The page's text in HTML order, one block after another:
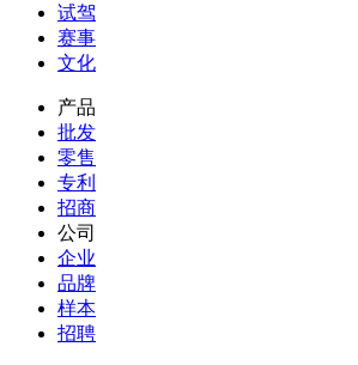
试驾
赛事
文化
产品
批发
零售
专利
招商
公司
企业
品牌
样本
招聘